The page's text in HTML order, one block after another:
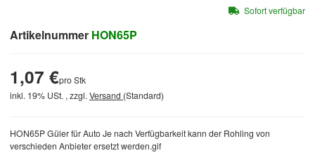
Artikelnummer HON65P
HON65P Güler für Auto Je nach Verfügbarkeit kann der Rohling von
verschieden Anbieter ersetzt werden.gif
1,07 €pro Stk
inkl. 19% USt. , zzgl. Versand (Standard)
Sofort verfügbar